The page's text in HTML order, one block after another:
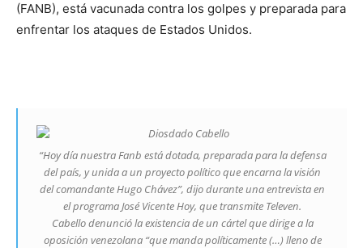
(FANB), está vacunada contra los golpes y preparada para
enfrentar los ataques de Estados Unidos.
“Hoy día nuestra Fanb está dotada, preparada para la defensa
del país, y unida a un proyecto político que encarna la visión
del comandante Hugo Chávez”, dijo durante una entrevista en
el programa José Vicente Hoy, que transmite Televen.
Cabello denunció la existencia de un cártel que dirige a la
oposición venezolana “que manda políticamente (…) lleno de